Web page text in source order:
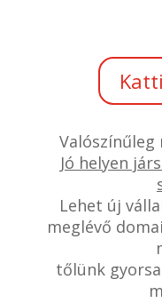
Jó helyen
Lehet új
meglévő
tőlünk